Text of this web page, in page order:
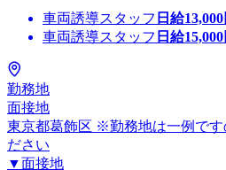
車両誘導スタッフ 日給13,000
車両誘導スタッフ 日給15,000
勤務地
面接地
東京都葛飾区 ※勤務地は一例です
ださい
▼面接地